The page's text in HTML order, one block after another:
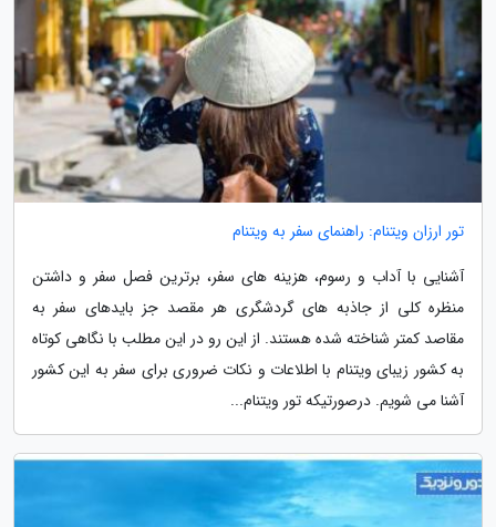
تور ارزان ویتنام: راهنمای سفر به ویتنام
آشنایی با آداب و رسوم، هزینه های سفر، برترین فصل سفر و داشتن
منظره کلی از جاذبه های گردشگری هر مقصد جز بایدهای سفر به
مقاصد کمتر شناخته شده هستند. از این رو در این مطلب با نگاهی کوتاه
به کشور زیبای ویتنام با اطلاعات و نکات ضروری برای سفر به این کشور
آشنا می شویم. درصورتیکه تور ویتنام...